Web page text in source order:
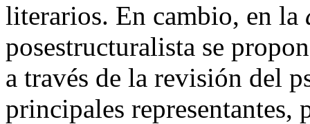
literarios. En cambio, en la
posestructuralista se
a través de la revisión del
principales representantes,